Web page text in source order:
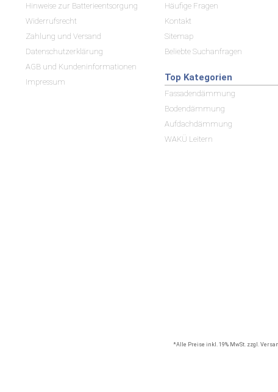
Hinweise zur Batterieentsorgung
Widerrufsrecht
Zahlung und Versand
Datenschutzerklärung
AGB und Kundeninformationen
Impressum
Häufige Fragen
Kontakt
Sitemap
Beliebte Suchanfragen
Top Kategorien
Fassadendämmung
Bodendämmung
Aufdachdämmung
WAKÜ Leitern
*Alle Preise inkl. 19% MwSt. zzgl.